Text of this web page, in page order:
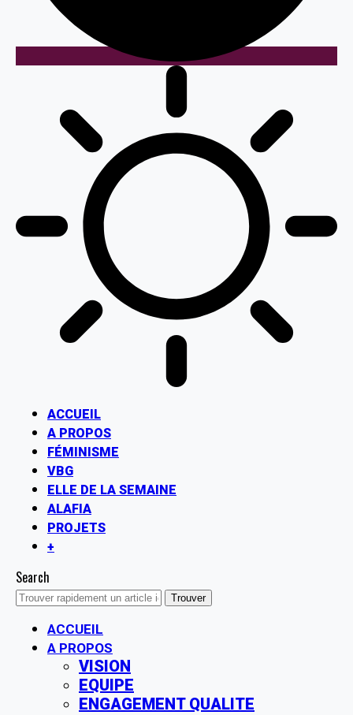
ACCUEIL
A PROPOS
FÉMINISME
VBG
ELLE DE LA SEMAINE
ALAFIA
PROJETS
+
Search
ACCUEIL
A PROPOS
VISION
EQUIPE
ENGAGEMENT QUALITE